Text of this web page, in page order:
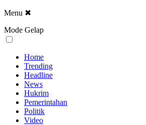
Menu ✖
Mode Gelap
Home
Trending
Headline
News
Hukrim
Pemerintahan
Politik
Video